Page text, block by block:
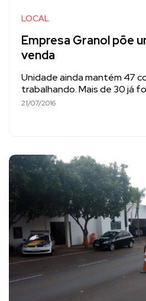
LOCAL
Empresa Granol põe
venda
Unidade ainda mantém 47
trabalhando. Mais de 30 já
21/07/2016